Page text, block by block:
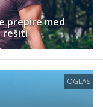
prepire med
rešiti
OGLAS